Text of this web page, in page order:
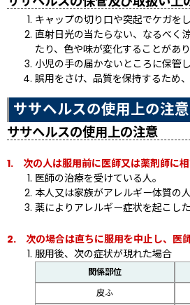
キャップの切り口や突起でケガを
直射日光の当たらない、なるべく
たり、色や味が変化することがあり
小児の手の届かないところに保管
誤用をさけ、品質を保持するため
ササヘルスの使用上の注意
ササヘルスの使用上の注意
1. 次の人は服用前に医師又は薬剤師に相
医師の治療を受けている人。
本人又は家族がアレルギー体質の人
薬によりアレルギー症状を起こし
2. 次の場合は直ちに服用を中止し、医
服用後、次の症状が現れた場合
関係部位
皮ふ